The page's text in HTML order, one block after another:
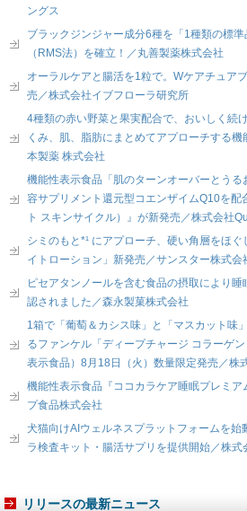
ングス
ブラックジンジャー成分6種を「1種類の標
（RMS法）を確立！／丸善製薬株式会社
オーラルケアと腸活を1粒で。Wケアチュア
売／株式会社イブフローラ研究所
4種類の赤い野菜と果実配合で、おいしく続
くみ、肌、脂肪にまとめてアプローチする
本製薬 株式会社
機能性表示食品「肌のターンオーバーとう
容サプリメント還元型コエンザイムQ10を配
ト スキンサイクル）』が新発売／株式会社
シミのもと*¹ にアプローチ、硬い角層をほ
イトローション」新発売／サンスター株式会
ピセアタンノールを含む食品の摂取により
認されました／森永製菓株式会社
1箱で「葡萄＆カシス味」と「マスカット味
るファンケル「ディープチャージ コラーゲ
表示食品）8月18日（火）数量限定発売／株
機能性表示食品『ココカラケア睡眠プレミア
プ食品株式会社
犬猫向けAIウェルネスプラットフォームを始
ラ検査キット・腸活サプリを提供開始／株式
リリースの最新ニュース